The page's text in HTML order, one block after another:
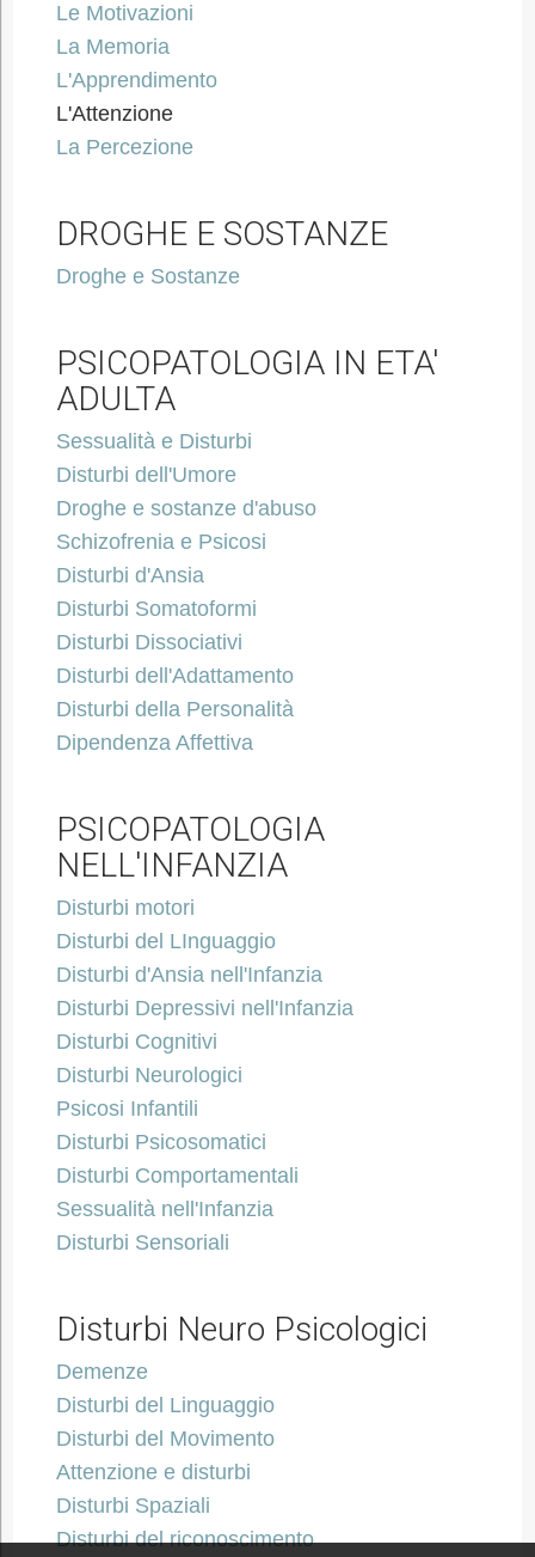
Le Motivazioni
La Memoria
L'Apprendimento
L'Attenzione
La Percezione
DROGHE E SOSTANZE
Droghe e Sostanze
PSICOPATOLOGIA IN ETA'
ADULTA
Sessualità e Disturbi
Disturbi dell'Umore
Droghe e sostanze d'abuso
Schizofrenia e Psicosi
Disturbi d'Ansia
Disturbi Somatoformi
Disturbi Dissociativi
Disturbi dell'Adattamento
Disturbi della Personalità
Dipendenza Affettiva
PSICOPATOLOGIA
NELL'INFANZIA
Disturbi motori
Disturbi del LInguaggio
Disturbi d'Ansia nell'Infanzia
Disturbi Depressivi nell'Infanzia
Disturbi Cognitivi
Disturbi Neurologici
Psicosi Infantili
Disturbi Psicosomatici
Disturbi Comportamentali
Sessualità nell'Infanzia
Disturbi Sensoriali
Disturbi Neuro Psicologici
Demenze
Disturbi del Linguaggio
Disturbi del Movimento
Attenzione e disturbi
Disturbi Spaziali
Disturbi del riconoscimento